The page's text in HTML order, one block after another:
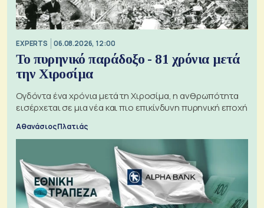
EXPERTS 06.08.2026, 12:00
Το πυρηνικό παράδοξο - 81 χρόνια μετά
την Χιροσίμα
Ογδόντα ένα χρόνια μετά τη Χιροσίμα, η ανθρωπότητα
εισέρχεται σε μια νέα και πιο επικίνδυνη πυρηνική εποχή
Αθανάσιος Πλατιάς